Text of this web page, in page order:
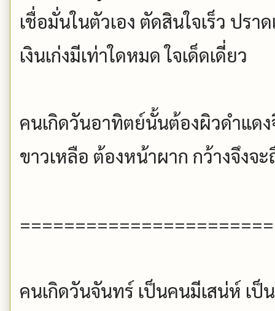
เชื่อมั่นในตัวเอง ตัดสินใจเร็ว ปร
เงินเก่งมีเท่าใดหมด ใจเด็ดเดี่ยว
คนเกิดวันอาทิตย์นั้นต้องผิวดำแด
ขาวเหลือ ต้องหน้าผาก กว้างจึงจ
คนเกิดวันจันทร์ เป็นคนมีเสน่ห์ เ